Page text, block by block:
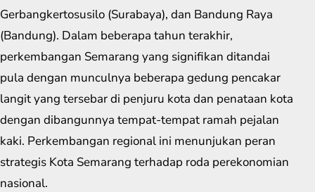
Gerbangkertosusilo (Surabaya), dan Bandung Raya
(Bandung). Dalam beberapa tahun terakhir,
perkembangan Semarang yang signifikan ditandai
pula dengan munculnya beberapa gedung pencakar
langit yang tersebar di penjuru kota dan penataan kota
dengan dibangunnya tempat-tempat ramah pejalan
kaki. Perkembangan regional ini menunjukan peran
strategis Kota Semarang terhadap roda perekonomian
nasional.